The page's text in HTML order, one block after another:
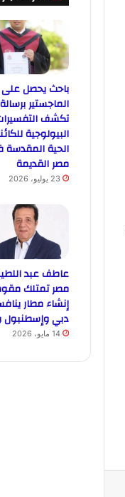
باحث يحصل على
الماجستير برسالة
تكشف
البيولوجية
الحية
مصر القديمة
23 يوليو، 2026
عاطف عبد
مصر تمتلك
إنشاء مطار
دبي وإسطنبول
14 مايو، 2026